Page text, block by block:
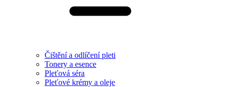
Čištění a odlíčení pleti
Tonery a esence
Pleťová séra
Pleťové krémy a oleje